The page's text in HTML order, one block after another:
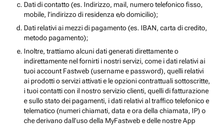
Dati di contatto (es. Indirizzo, mail, numero telefonico fisso,
mobile, l’indirizzo di residenza e/o domicilio);
Dati relativi ai mezzi di pagamento (es. IBAN, carta di credito,
metodo pagamento);
Inoltre, trattiamo alcuni dati generati direttamente o
indirettamente nel fornirti i nostri servizi, come i dati relativi ai
tuoi account Fastweb (username e password), quelli relativi
ai prodotti o servizi attivati e le opzioni contrattuali sottoscritte,
i tuoi contatti con il nostro servizio clienti, quelli di fatturazione
e sullo stato dei pagamenti, i dati relativi al traffico telefonico e
telematico (numeri chiamati, data e ora della chiamata, IP) o
che derivano dall’uso della MyFastweb e delle nostre App